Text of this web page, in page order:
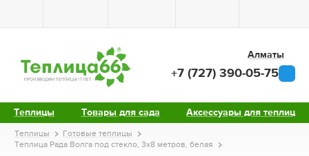
Теплицы Товары для сада Аксессуары для теплиц
Алматы
+7 (727) 390-05-75
Теплицы
Готовые теплицы
Теплица Рада Волга под стекло, 3х8 метров, белая